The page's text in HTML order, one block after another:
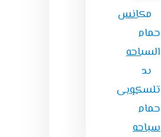
مكانس
حمام
السباحه
يد
تلسكوبى
حمام
سباحه